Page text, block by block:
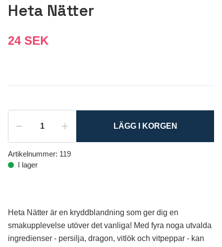
Heta Nätter
24 SEK
LÄGG I KORGEN
Artikelnummer: 119
I lager
Heta Nätter är en kryddblandning som ger dig en
smakupplevelse utöver det vanliga! Med fyra noga utvalda
ingredienser - persilja, dragon, vitlök och vitpeppar - kan